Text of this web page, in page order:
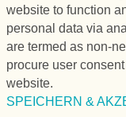
website to function
personal data via
are termed as non-
procure user
website.
SPEICHERN &